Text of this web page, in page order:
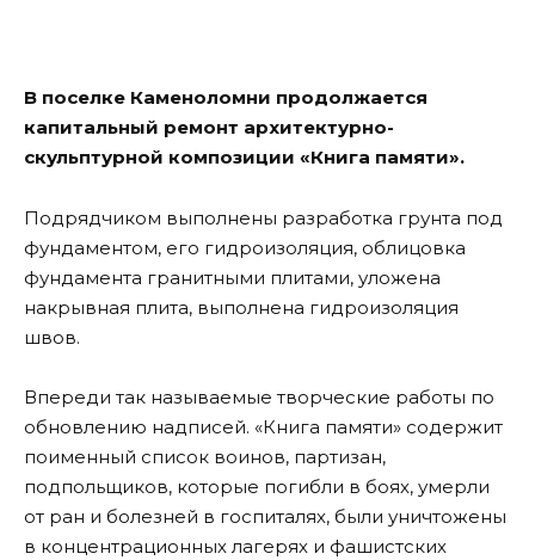
В поселке Каменоломни продолжается
капитальный ремонт архитектурно-
скульптурной композиции «Книга памяти».
Подрядчиком выполнены разработка грунта под
фундаментом, его гидроизоляция, облицовка
фундамента гранитными плитами, уложена
накрывная плита, выполнена гидроизоляция
швов.
Впереди так называемые творческие работы по
обновлению надписей. «Книга памяти» содержит
поименный список воинов, партизан,
подпольщиков, которые погибли в боях, умерли
от ран и болезней в госпиталях, были уничтожены
в концентрационных лагерях и фашистских